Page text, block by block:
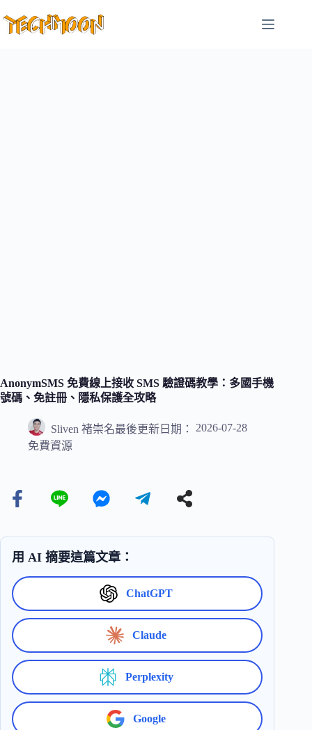
至
AnonymSMS 免費線上接收 SMS 驗證碼教學：多國手機
號碼、免註冊、隱私保護全攻略
Sliven 褚崇名最後更新日期：
2026-07-28
免費資源
用 AI 摘要這篇文章：
ChatGPT
Claude
Perplexity
Google